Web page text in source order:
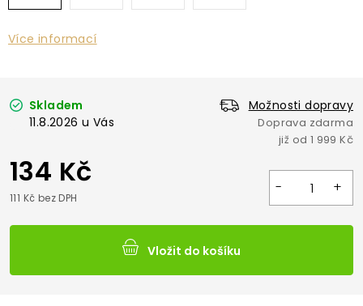
Více informací
Skladem
Možnosti dopravy
11.8.2026
134 Kč
111 Kč bez DPH
Vložit do košíku